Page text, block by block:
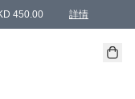
450.00 詳情
products, members can
送貨方式 )